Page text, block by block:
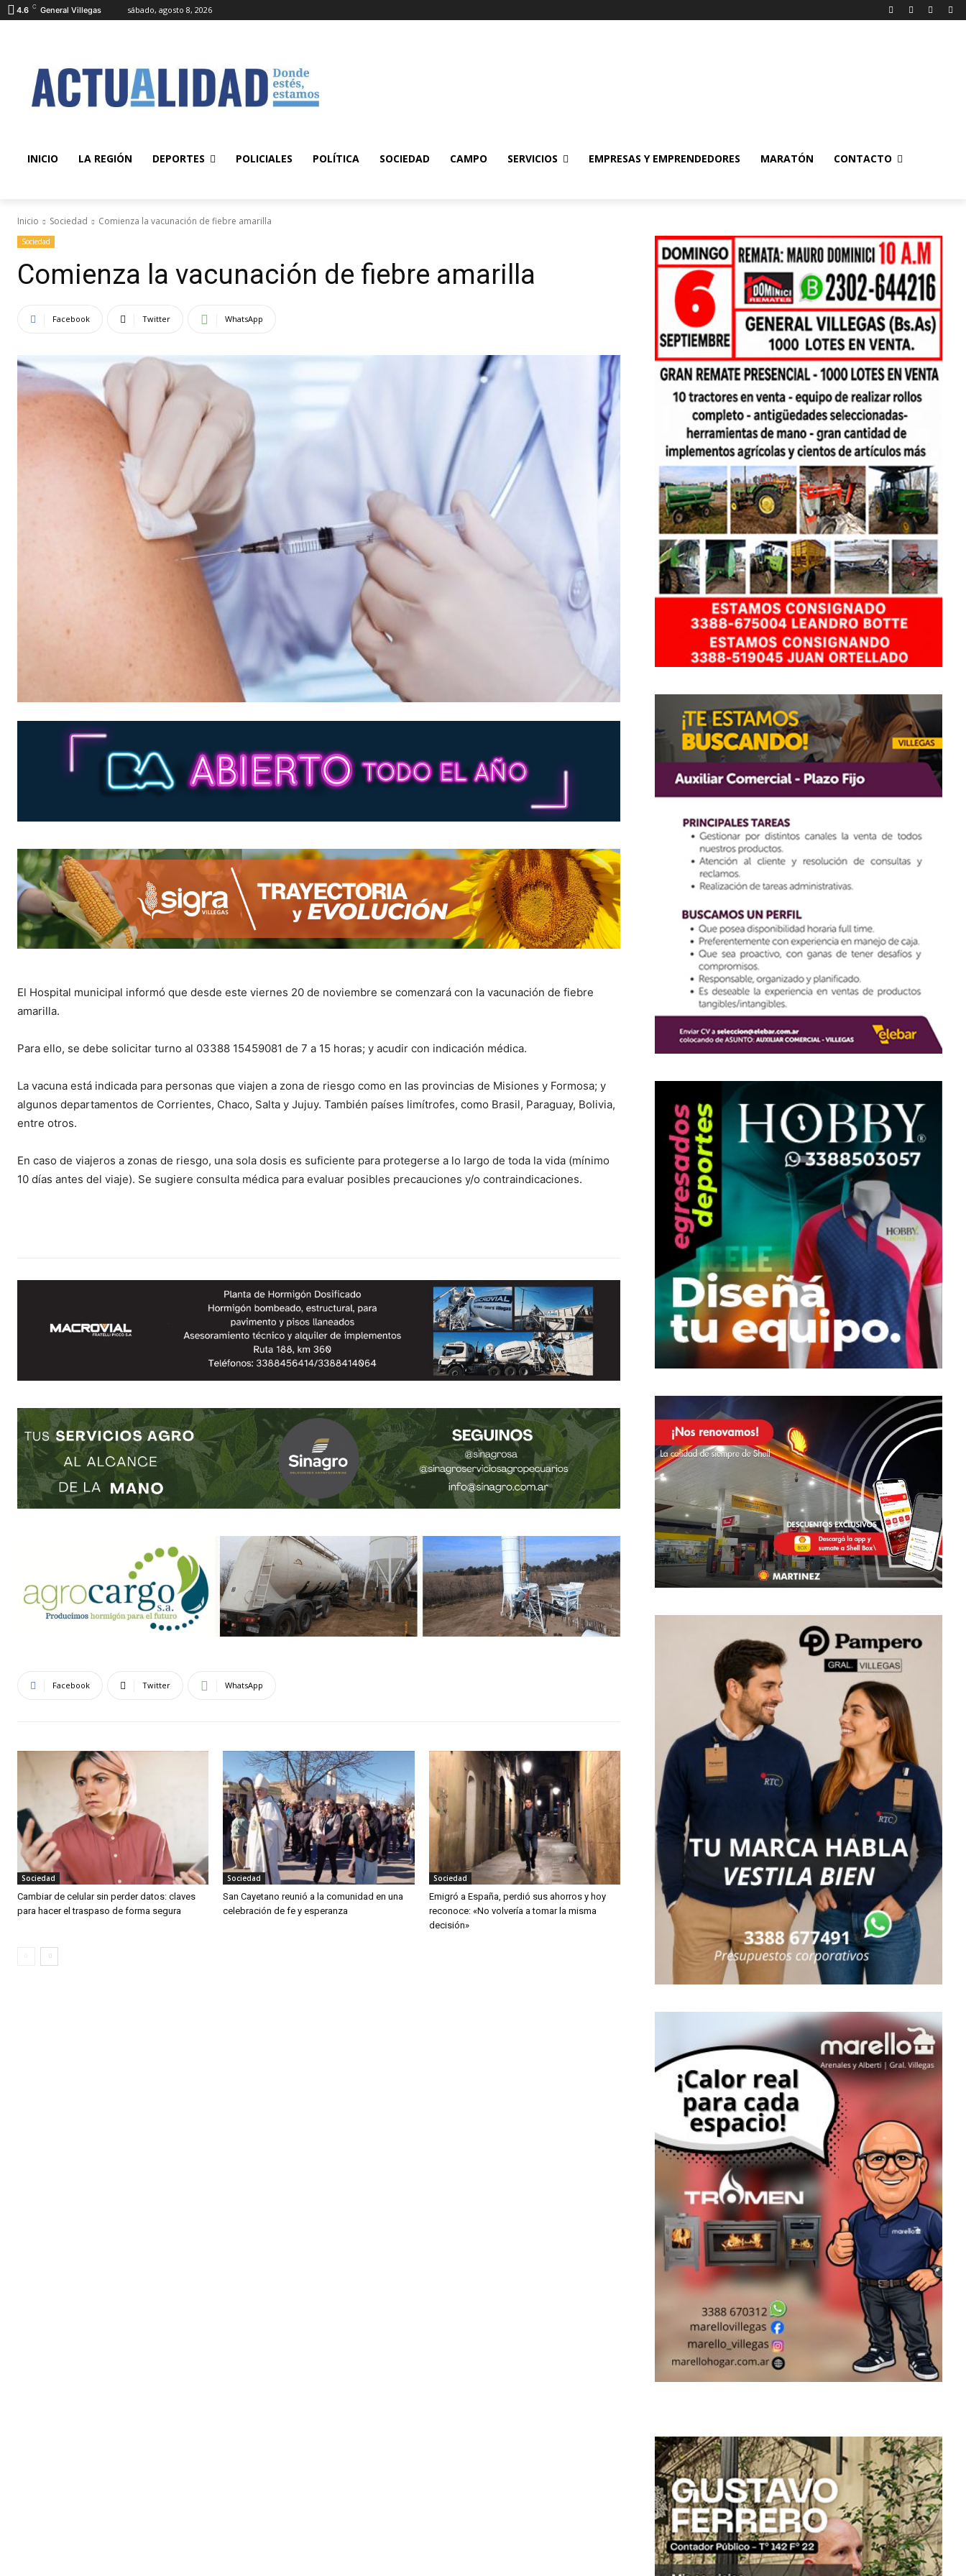
4.6 C General Villegas sábado, agosto 8, 2026
INICIO LA REGIÓN DEPORTES POLICIALES POLÍTICA SOCIEDAD CAMPO SERVICIOS EMPRESAS Y EMPRENDEDORES MARATÓN CONTACTO
Inicio Sociedad Comienza la vacunación de fiebre amarilla
Sociedad
Comienza la vacunación de fiebre amarilla
Facebook Twitter WhatsApp
El Hospital municipal informó que desde este viernes 20 de noviembre se comenzará con la vacunación de fiebre
amarilla.
Para ello, se debe solicitar turno al 03388 15459081 de 7 a 15 horas; y acudir con indicación médica.
La vacuna está indicada para personas que viajen a zona de riesgo como en las provincias de Misiones y Formosa; y
algunos departamentos de Corrientes, Chaco, Salta y Jujuy. También países limítrofes, como Brasil, Paraguay, Bolivia,
entre otros.
En caso de viajeros a zonas de riesgo, una sola dosis es suficiente para protegerse a lo largo de toda la vida (mínimo
10 días antes del viaje). Se sugiere consulta médica para evaluar posibles precauciones y/o contraindicaciones.
Facebook Twitter WhatsApp
Sociedad
Cambiar de celular sin perder datos: claves
para hacer el traspaso de forma segura
Sociedad
San Cayetano reunió a la comunidad en una
celebración de fe y esperanza
Sociedad
Emigró a España, perdió sus ahorros y hoy
reconoce: «No volvería a tomar la misma
decisión»